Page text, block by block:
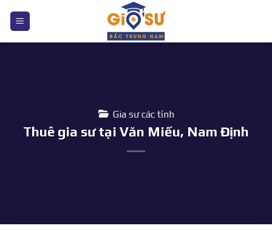
nội
Gia sư các tỉnh
Thuê gia sư tại Văn Miếu, Nam Định